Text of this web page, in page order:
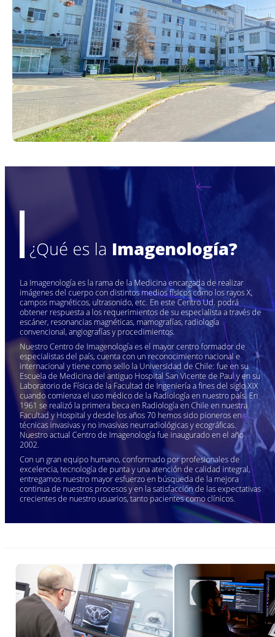
¿Qué es la Imagenología?
La Imagenología es la rama de la Medicina encargada de realizar
imágenes del cuerpo con distintos medios físicos como los rayos X,
campos magnéticos, ultrasonido, etc. En este Centro Ud. podrá
obtener respuesta a los requerimientos de su especialista a través de
escáner, resonancias magnéticas, mamografías, radiología
convencional, angiografías y procedimientos.
Nuestro Centro de Imagenología es el mayor centro formador de
especialistas del país, cuenta con un reconocimiento nacional e
internacional y tiene como sello la Universidad de Chile: fue en su
Escuela de Medicina del antiguo Hospital San Vicente de Paul y en su
Laboratorio de Física de la Facultad de Ingeniería a fines del siglo XIX
cuando comienza el uso médico de la Radiología en nuestro país. En
1961 se realizó la primera beca en Radiología en Chile en nuestra
Facultad y Hospital y desde los años 70 hemos sido pioneros en
técnicas invasivas y no invasivas neurradiológicas y ecográficas.
Nuestro actual Centro de Imagenología fue inaugurado en el año
2002.
Con un gran equipo humano, conformado por profesionales de
excelencia, tecnología de punta y una atención de calidad integral,
entregamos nuestro mayor esfuerzo en búsqueda de la mejora
continua de nuestros procesos y en la satisfacción de las expectativas
crecientes de nuestro usuarios, tanto pacientes como clínicos.